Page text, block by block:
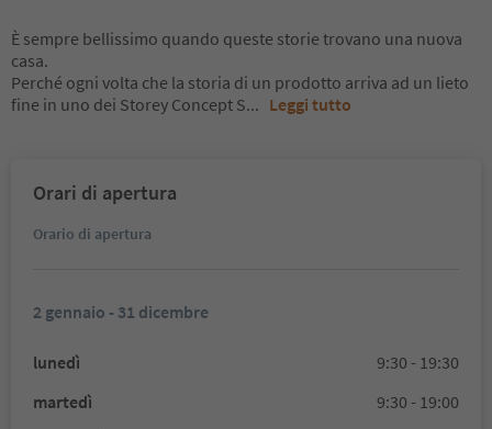
È sempre bellissimo quando queste storie trovano una nuova
casa.
Perché ogni volta che la storia di un prodotto arriva ad un lieto
fine in uno dei Storey Concept S... Leggi tutto
Orari di apertura
Orario di apertura
2 gennaio - 31 dicembre
lunedì
9:30 - 19:30
martedì
9:30 - 19:00